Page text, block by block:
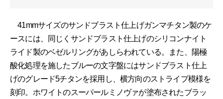
41mmサイズのサンドブラスト仕上げガンマチタン製のケ
ースには、同じくサンドブラスト仕上げのシリコンナイト
ライド製のベゼルリングがあしらわれている。また、陽極
酸化処理を施したブルーの文字盤にはサンドブラスト仕上
げのグレード5チタンを採用し、横方向のストライプ模様を
刻印。ホワイトのスーパールミノヴァが塗布されたブラッ